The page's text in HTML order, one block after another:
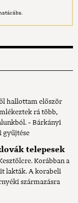
hallottam először
rá több,
- Bárkányi
gyűjtése
telepesek
Korábban a
lakták. A korabeli
származásra